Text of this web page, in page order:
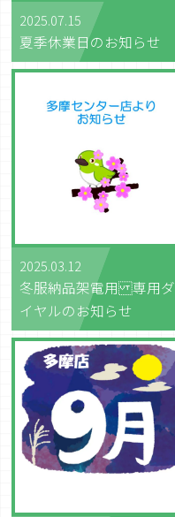
2025.07.15
夏季休業日のお知らせ
2025.03.12
冬服納品架電用 専用ダ
イヤルのお知らせ